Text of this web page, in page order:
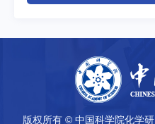
版权所有 © 中国科学院化学